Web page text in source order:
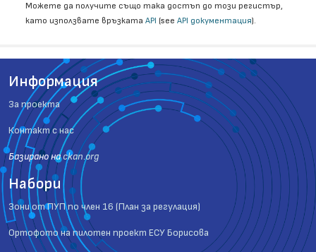
Можете да получите също така достъп до този регистър,
като използвате връзката API (see API документация).
Информация
За проекта
Контакт с нас
Базиранo наckan.org
Набори
Зони от ПУП по член 16 (План за регулация)
Ортофото на пилотен проект ЕСУ Борисова